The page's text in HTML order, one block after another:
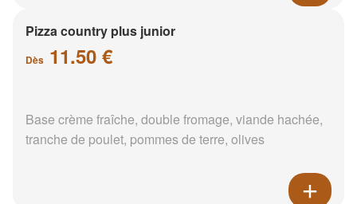
Pizza country plus junior
Dès 11.50 €
Base crème fraîche, double fromage, viande hachée,
tranche de poulet, pommes de terre, olives